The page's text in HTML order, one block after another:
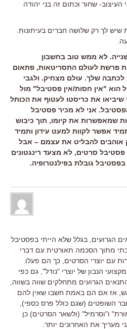
שחור וכתום זה בני יהודה
לך רק שלושה חברים בעיתונות.
לא ממש טוב בחשבון
פרשת לעולם התסריטאות, פתאום
לכתבה שלך. עולם מצחיק. ולגבי
הוא "אין חסות/אין פסטיבל" מול
את כריסטו לעטוף את הכותל
אני לא מכיר פסטיבל
שמאפשרות את קיומו, תוך כיבוש
אפשר לקוות למעט עידון ותמיד
אוהבים להבליט את עצמם – אבל
סרטים, לא מצעד רינגטונים
גובלת בפילנטרופיה.
הגרועים, בגלל שלא הייתי בפסטיבל
מתוך הסכמה תאורטית עם דברי
עם יוצרי הסרטים, כך הם פעלו.
הנבון של יוצרי "נודל", גם כפי
הגרועים מתחלקים שווה בשווה,
אז אם הם באמת חשבו שאין להם
השופטים (שגם כולל פרס כספי),
ו"וסרמיל" (ולשאר הסרטים) כן
מעריך את האחרונים יותר.